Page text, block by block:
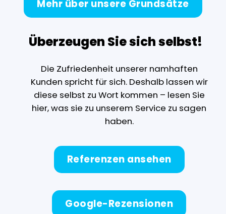
Mehr über unsere Grundsätze
Überzeugen Sie sich selbst!
Die Zufriedenheit unserer namhaften
Kunden spricht für sich. Deshalb lassen wir
diese selbst zu Wort kommen – lesen Sie
hier, was sie zu unserem Service zu sagen
haben.
Referenzen ansehen
Google-Rezensionen